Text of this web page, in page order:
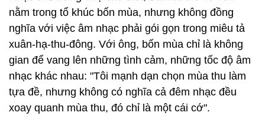
nằm trong tổ khúc bốn mùa, nhưng không đồng
nghĩa với việc âm nhạc phải gói gọn trong miêu tả
xuân-hạ-thu-đông. Với ông, bốn mùa chỉ là không
gian để vang lên những tình cảm, những tốc độ âm
nhạc khác nhau: "Tôi mạnh dạn chọn mùa thu làm
tựa đề, nhưng không có nghĩa cả đêm nhạc đều
xoay quanh mùa thu, đó chỉ là một cái cớ".